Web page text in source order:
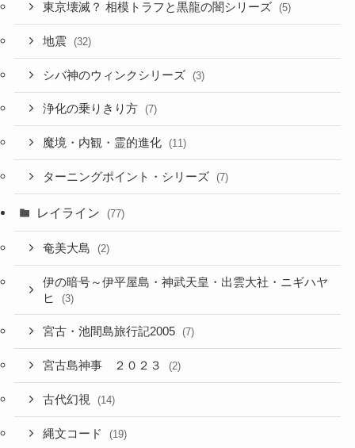
東京壊滅？ 相模トラフと黒龍の闇シリーズ (5)
地震 (32)
シバ神のウィンクシリーズ (3)
浄化の乗りきり方 (7)
魔境・内観・霊的進化 (11)
ターニングポイント・シリーズ (7)
レイライン (77)
奄美大島 (2)
伊の暗号～伊平屋島・神武天皇・出雲大社・ニギハヤ
ヒ
(3)
宮古・池間島旅行記2005 (7)
宮古島神事 ２０２３ (2)
古代幻視 (14)
縄文コード (19)